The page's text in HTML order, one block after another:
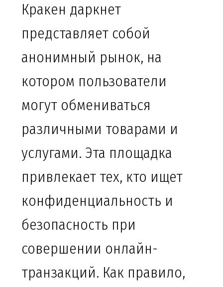
Кракен даркнет
представляет собой
анонимный рынок, на
котором пользователи
могут обмениваться
различными товарами и
услугами. Эта площадка
привлекает тех, кто ищет
конфиденциальность и
безопасность при
совершении онлайн-
транзакций. Как правило,